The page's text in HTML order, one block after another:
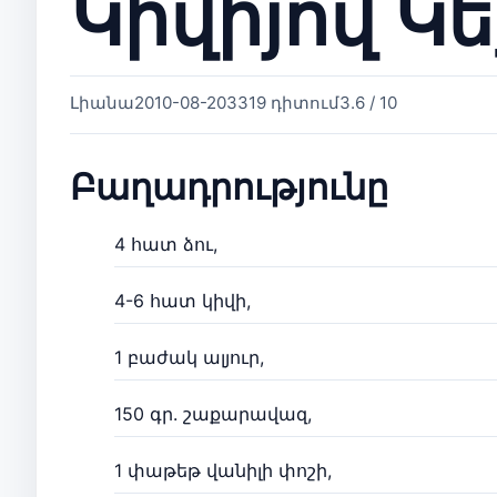
Լիանա2010-08-203319 դիտում3.6 / 10
Բաղադրությունը
4 հատ ձու,
4-6 հատ կիվի,
1 բաժակ ալյուր,
150 գր. շաքարավազ,
1 փաթեթ վանիլի փոշի,